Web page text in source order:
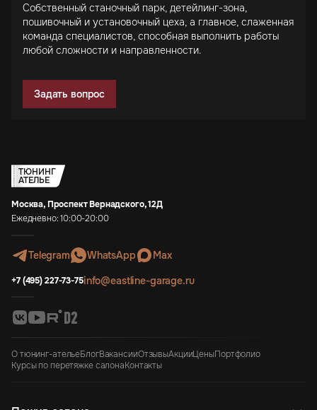
Собственный станочный парк, детейлинг-зона,
пошивочный и установочный цеха, а главное, слаженная
команда специалистов, способная выполнить работы
любой сложности и направленности.
Задать вопрос
ТЮНИНГ
АТЕЛЬЕ
Москва, Проспект Вернадского, 12Д
Ежедневно: 10:00-20:00
Telegram WhatsApp Max
+7 (495) 227-73-75info@eastline-garage.ru
О тюнинг-ательеБлогВакансииОтзывыАкцииЦеныПортфолио
Курсы по перетяжке салонаКонтакты